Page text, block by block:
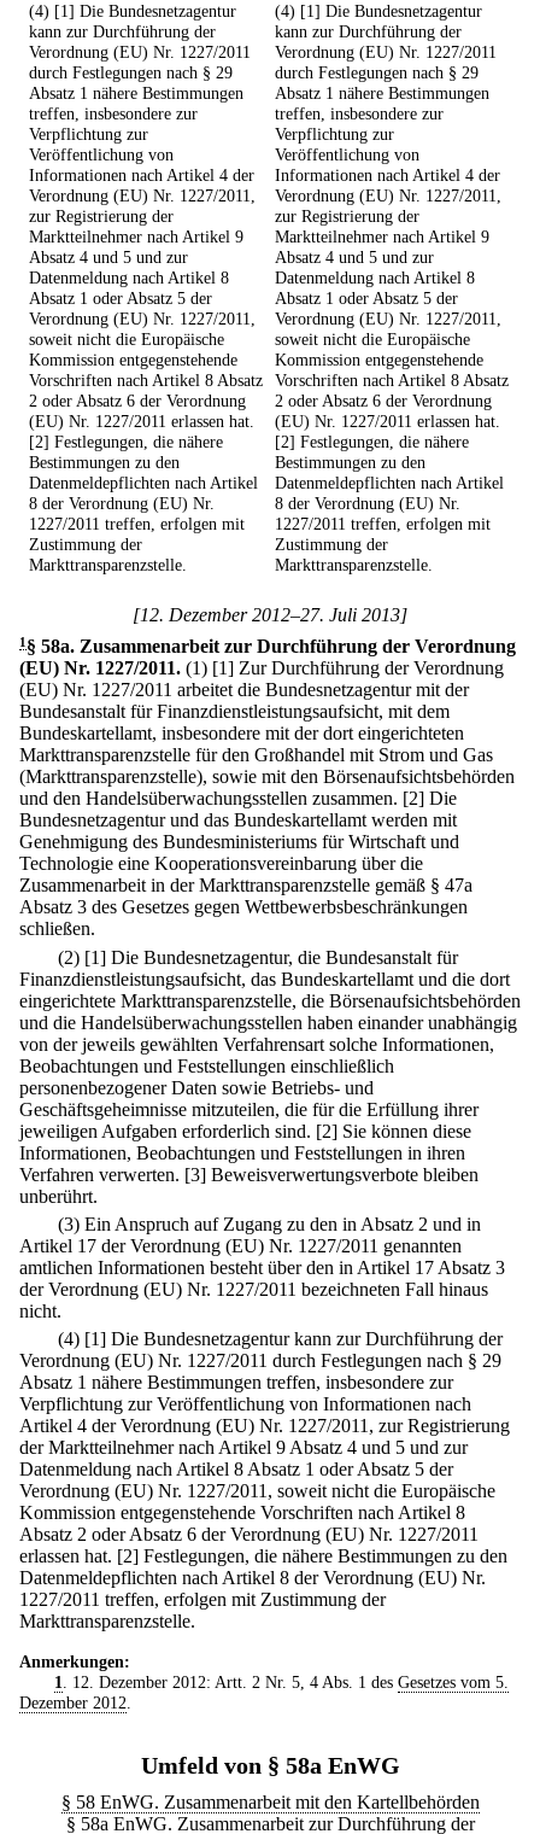
(4) [1] Die Bundesnetzagentur
kann zur Durchführung der
Verordnung (EU) Nr. 1227/2011
durch Festlegungen nach § 29
Absatz 1 nähere Bestimmungen
treffen, insbesondere zur
Verpflichtung zur
Veröffentlichung von
Informationen nach Artikel 4 der
Verordnung (EU) Nr. 1227/2011,
zur Registrierung der
Marktteilnehmer nach Artikel 9
Absatz 4 und 5 und zur
Datenmeldung nach Artikel 8
Absatz 1 oder Absatz 5 der
Verordnung (EU) Nr. 1227/2011,
soweit nicht die Europäische
Kommission entgegenstehende
Vorschriften nach Artikel 8 Absatz
2 oder Absatz 6 der Verordnung
(EU) Nr. 1227/2011 erlassen hat.
[2] Festlegungen, die nähere
Bestimmungen zu den
Datenmeldepflichten nach Artikel
8 der Verordnung (EU) Nr.
1227/2011 treffen, erfolgen mit
Zustimmung der
Markttransparenzstelle.
(4) [1] Die Bundesnetzagentur
kann zur Durchführung der
Verordnung (EU) Nr. 1227/2011
durch Festlegungen nach § 29
Absatz 1 nähere Bestimmungen
treffen, insbesondere zur
Verpflichtung zur
Veröffentlichung von
Informationen nach Artikel 4 der
Verordnung (EU) Nr. 1227/2011,
zur Registrierung der
Marktteilnehmer nach Artikel 9
Absatz 4 und 5 und zur
Datenmeldung nach Artikel 8
Absatz 1 oder Absatz 5 der
Verordnung (EU) Nr. 1227/2011,
soweit nicht die Europäische
Kommission entgegenstehende
Vorschriften nach Artikel 8 Absatz
2 oder Absatz 6 der Verordnung
(EU) Nr. 1227/2011 erlassen hat.
[2] Festlegungen, die nähere
Bestimmungen zu den
Datenmeldepflichten nach Artikel
8 der Verordnung (EU) Nr.
1227/2011 treffen, erfolgen mit
Zustimmung der
Markttransparenzstelle.
[12. Dezember 2012–27. Juli 2013]
1§ 58a. Zusammenarbeit zur Durchführung der Verordnung
(EU) Nr. 1227/2011. (1) [1] Zur Durchführung der Verordnung
(EU) Nr. 1227/2011 arbeitet die Bundesnetzagentur mit der
Bundesanstalt für Finanzdienstleistungsaufsicht, mit dem
Bundeskartellamt, insbesondere mit der dort eingerichteten
Markttransparenzstelle für den Großhandel mit Strom und Gas
(Markttransparenzstelle), sowie mit den Börsenaufsichtsbehörden
und den Handelsüberwachungsstellen zusammen. [2] Die
Bundesnetzagentur und das Bundeskartellamt werden mit
Genehmigung des Bundesministeriums für Wirtschaft und
Technologie eine Kooperationsvereinbarung über die
Zusammenarbeit in der Markttransparenzstelle gemäß § 47a
Absatz 3 des Gesetzes gegen Wettbewerbsbeschränkungen
schließen.
(2) [1] Die Bundesnetzagentur, die Bundesanstalt für
Finanzdienstleistungsaufsicht, das Bundeskartellamt und die dort
eingerichtete Markttransparenzstelle, die Börsenaufsichtsbehörden
und die Handelsüberwachungsstellen haben einander unabhängig
von der jeweils gewählten Verfahrensart solche Informationen,
Beobachtungen und Feststellungen einschließlich
personenbezogener Daten sowie Betriebs- und
Geschäftsgeheimnisse mitzuteilen, die für die Erfüllung ihrer
jeweiligen Aufgaben erforderlich sind. [2] Sie können diese
Informationen, Beobachtungen und Feststellungen in ihren
Verfahren verwerten. [3] Beweisverwertungsverbote bleiben
unberührt.
(3) Ein Anspruch auf Zugang zu den in Absatz 2 und in
Artikel 17 der Verordnung (EU) Nr. 1227/2011 genannten
amtlichen Informationen besteht über den in Artikel 17 Absatz 3
der Verordnung (EU) Nr. 1227/2011 bezeichneten Fall hinaus
nicht.
(4) [1] Die Bundesnetzagentur kann zur Durchführung der
Verordnung (EU) Nr. 1227/2011 durch Festlegungen nach § 29
Absatz 1 nähere Bestimmungen treffen, insbesondere zur
Verpflichtung zur Veröffentlichung von Informationen nach
Artikel 4 der Verordnung (EU) Nr. 1227/2011, zur Registrierung
der Marktteilnehmer nach Artikel 9 Absatz 4 und 5 und zur
Datenmeldung nach Artikel 8 Absatz 1 oder Absatz 5 der
Verordnung (EU) Nr. 1227/2011, soweit nicht die Europäische
Kommission entgegenstehende Vorschriften nach Artikel 8
Absatz 2 oder Absatz 6 der Verordnung (EU) Nr. 1227/2011
erlassen hat. [2] Festlegungen, die nähere Bestimmungen zu den
Datenmeldepflichten nach Artikel 8 der Verordnung (EU) Nr.
1227/2011 treffen, erfolgen mit Zustimmung der
Markttransparenzstelle.
Anmerkungen:
1
. 12. Dezember 2012: Artt. 2 Nr. 5, 4 Abs. 1 des Gesetzes vom 5.
Dezember 2012
Umfeld von § 58a EnWG
§ 58 EnWG. Zusammenarbeit mit den Kartellbehörden
§ 58a EnWG. Zusammenarbeit zur Durchführung der